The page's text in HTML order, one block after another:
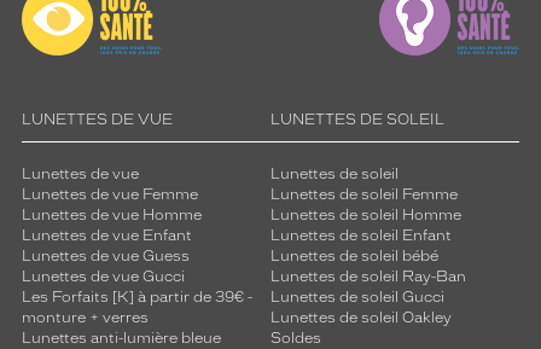
LUNETTES DE VUE
Lunettes de vue
Lunettes de vue Femme
Lunettes de vue Homme
Lunettes de vue Enfant
Lunettes de vue Guess
Lunettes de vue Gucci
Les Forfaits [K] à partir de 39€ -
monture + verres
Lunettes anti-lumière bleue
LUNETTES DE SOLEIL
Lunettes de soleil
Lunettes de soleil Femme
Lunettes de soleil Homme
Lunettes de soleil Enfant
Lunettes de soleil bébé
Lunettes de soleil Ray-Ban
Lunettes de soleil Gucci
Lunettes de soleil Oakley
Soldes